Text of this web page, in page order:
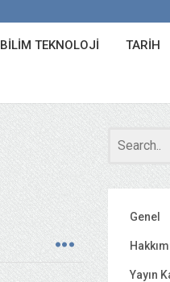
BILIM TEKNOLOJI TARIH
Genel
Yayın